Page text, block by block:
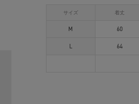
サイズ 着丈
M 60
L 64